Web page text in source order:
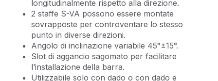
longitudinalmente rispetto alla direzione.
2 staffe S-VA possono essere montate
sovrapposte per controventare lo stesso
punto in diverse direzioni.
Angolo di inclinazione variabile 45°±15°.
Slot di aggancio sagomato per facilitare
l’installazione della barra.
Utilizzabile solo con dado o con dado e